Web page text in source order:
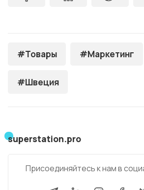
#Товары #Маркетинг
#Швеция
superstation.pro
Присоединяйтесь к нам в